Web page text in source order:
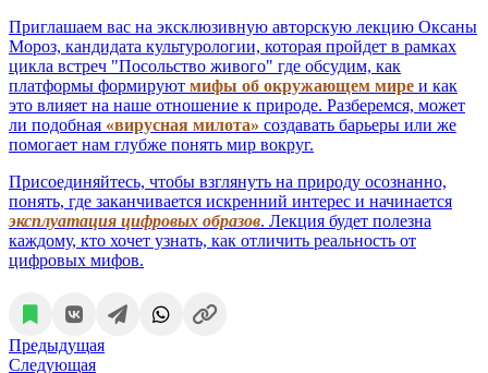
Приглашаем вас на эксклюзивную авторскую лекцию Оксаны
Мороз, кандидата культурологии, которая пройдет в рамках
цикла встреч "Посольство живого" где обсудим, как
платформы формируют мифы об окружающем мире и как
это влияет на наше отношение к природе. Разберемся, может
ли подобная «вирусная милота» создавать барьеры или же
помогает нам глубже понять мир вокруг.
Присоединяйтесь, чтобы взглянуть на природу осознанно,
понять, где заканчивается искренний интерес и начинается
эксплуатация цифровых образов. Лекция будет полезна
каждому, кто хочет узнать, как отличить реальность от
цифровых мифов.
Предыдущая
Следующая